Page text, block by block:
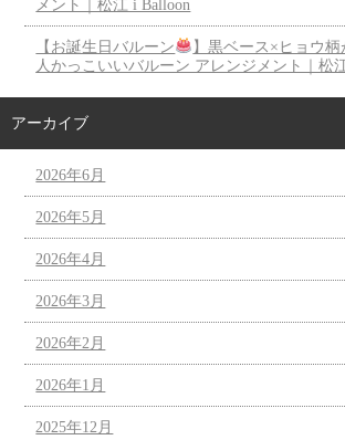
メント｜松江 i Balloon
【お誕生日バルーン 】黒ベース×ヒョウ
人かっこいいバルーン アレンジメント｜松
アーカイブ
2026年6月
2026年5月
2026年4月
2026年3月
2026年2月
2026年1月
2025年12月